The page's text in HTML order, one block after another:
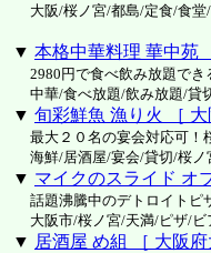
大阪/桜ノ宮/都島/定食/食堂
▼ 本格中華料理 華中苑
2980円で食べ飲み放題でき
中華/食べ放題/飲み放題/貸
▼ 旬彩鮮魚 漁り火 ［ 大
最大２０名の宴会対応可！
海鮮/居酒屋/宴会/貸切/桜ノ
▼ マイクのスライド オ
話題沸騰中のデトロイトピ
大阪市/桜ノ宮/天満/ピザ/ビ
▼ 居酒屋 め組 ［ 大阪府